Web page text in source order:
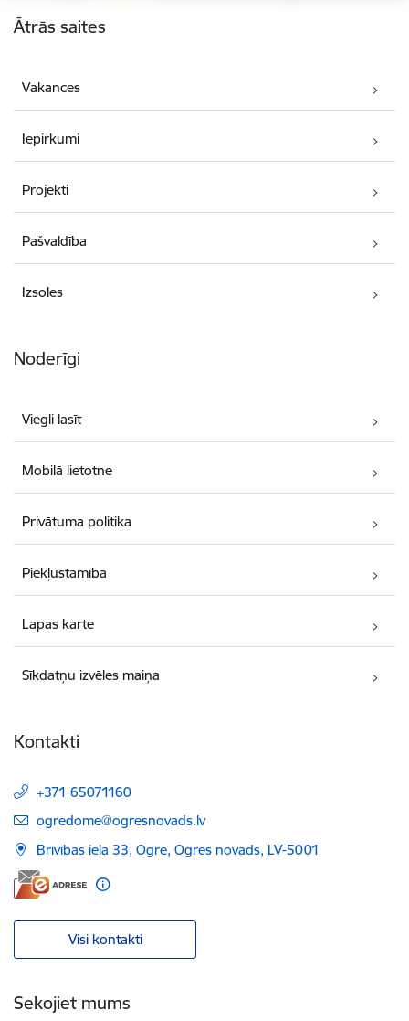
Ātrās saites
Vakances
Iepirkumi
Projekti
Pašvaldība
Izsoles
Noderīgi
Viegli lasīt
Mobilā lietotne
Privātuma politika
Piekļūstamība
Lapas karte
Sīkdatņu izvēles maiņa
Kontakti
+371 65071160
E-pasts:
ogredome@ogresnovads.lv
Brīvības iela 33, Ogre, Ogres novads, LV-5001
Visi kontakti
Sekojiet mums